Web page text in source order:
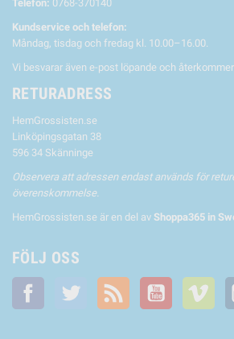
Telefon: 0768-370140
Kundservice och telefon:
Måndag, tisdag och fredag kl. 10.00–16.00.
Vi besvarar även e-post löpande och
RETURADRESS
HemGrossisten.se
Linköpingsgatan 38
596 34 Skänninge
Observera att adressen endast används för
överenskommelse.
HemGrossisten.se är en del av Shoppa365 in
FÖLJ OSS
Facebook Twitter RSS YouTube